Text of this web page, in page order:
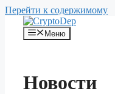
Перейти к содержимому
Меню
Новости